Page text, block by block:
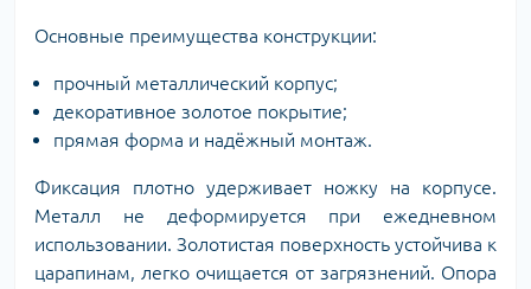
Основные преимущества конструкции:
прочный металлический корпус;
декоративное золотое покрытие;
прямая форма и надёжный монтаж.
Фиксация плотно удерживает ножку на корпусе.
Металл не деформируется при ежедневном
использовании. Золотистая поверхность устойчива к
царапинам, легко очищается от загрязнений. Опора